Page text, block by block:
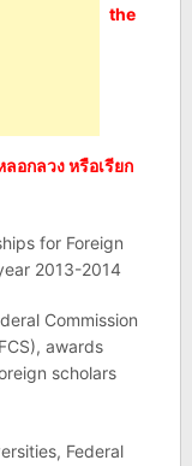
the
อกลวง หรือเรียก
for Foreign
2013-2014
Commission
awards
scholars
Federal